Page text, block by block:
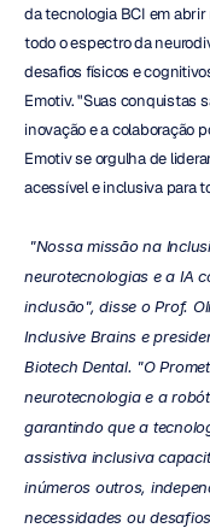
da tecnologia BCI em
todo o espectro da
desafios físicos e
Emotiv. "Suas conquistas
inovação e a colaboração
Emotiv se orgulha de
acessível e inclusiva para
"Nossa missão na
neurotecnologias e a IA
inclusão", disse o Prof.
Inclusive Brains e
Biotech Dental. "O
neurotecnologia e a
garantindo que a
assistiva inclusiva
inúmeros outros,
necessidades ou